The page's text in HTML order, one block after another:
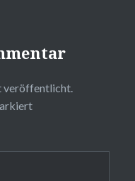
veröffentlicht.